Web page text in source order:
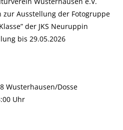
zur Ausstellung der Fotogruppe
der JKS Neuruppin
bis 29.05.2026
Wusterhausen/Dosse
Uhr